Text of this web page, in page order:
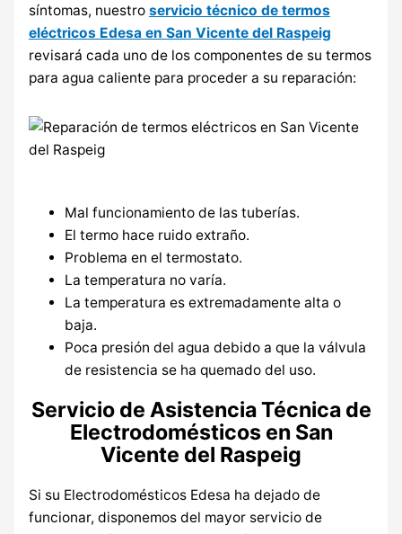
síntomas, nuestro servicio técnico de termos
eléctricos Edesa en San Vicente del Raspeig
revisará cada uno de los componentes de su termos
para agua caliente para proceder a su reparación:
Mal funcionamiento de las tuberías.
El termo hace ruido extraño.
Problema en el termostato.
La temperatura no varía.
La temperatura es extremadamente alta o
baja.
Poca presión del agua debido a que la válvula
de resistencia se ha quemado del uso.
Servicio de Asistencia Técnica de
Electrodomésticos en San
Vicente del Raspeig
Si su Electrodomésticos Edesa ha dejado de
funcionar, disponemos del mayor servicio de